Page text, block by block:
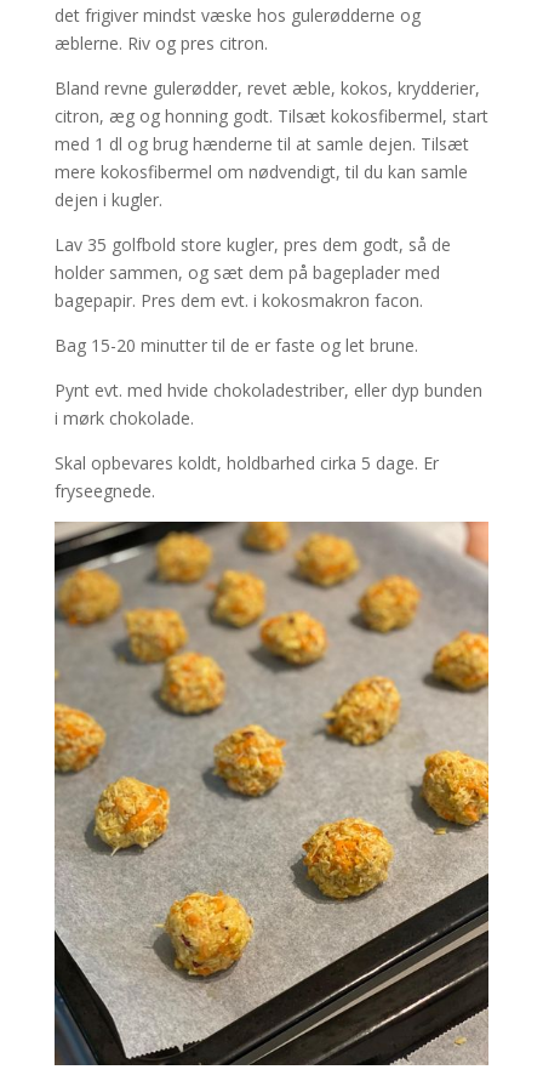
det frigiver mindst væske hos gulerødderne og
æblerne. Riv og pres citron.
Bland revne gulerødder, revet æble, kokos, krydderier,
citron, æg og honning godt. Tilsæt kokosfibermel, start
med 1 dl og brug hænderne til at samle dejen. Tilsæt
mere kokosfibermel om nødvendigt, til du kan samle
dejen i kugler.
Lav 35 golfbold store kugler, pres dem godt, så de
holder sammen, og sæt dem på bageplader med
bagepapir. Pres dem evt. i kokosmakron facon.
Bag 15-20 minutter til de er faste og let brune.
Pynt evt. med hvide chokoladestriber, eller dyp bunden
i mørk chokolade.
Skal opbevares koldt, holdbarhed cirka 5 dage. Er
fryseegnede.